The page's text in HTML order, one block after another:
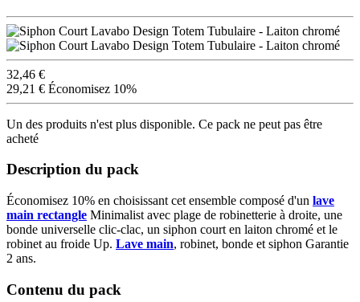
32,46 €
29,21 € Économisez 10%
Un des produits n'est plus disponible. Ce pack ne peut pas être
acheté
Description du pack
Économisez 10% en choisissant cet ensemble composé d'un lave
main rectangle Minimalist avec plage de robinetterie à droite, une
bonde universelle clic-clac, un siphon court en laiton chromé et le
robinet au froide Up. Lave main, robinet, bonde et siphon Garantie
2 ans.
Contenu du pack